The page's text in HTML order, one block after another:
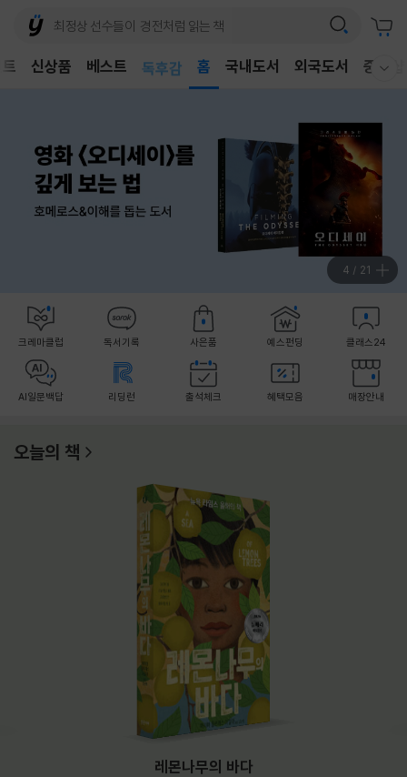
신상품 베스트
독후감
홈 국내도서 외국도서 중고샵
5 / 21
크레마클럽 독서기록 사은품 예스펀딩 클래스24
AI일문백답 리딩런 출석체크 혜택모음 매장안내
오늘의 책
레몬나무의 바다